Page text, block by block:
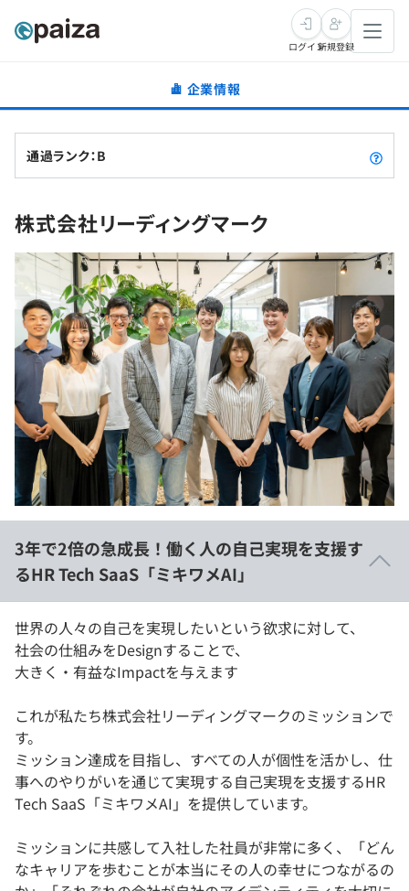
転職成功ガイド
転職エージェント
インタビュー
転職成功ガイド
新卒就活
求人検索
本選考
インターン
新卒エージェント
イベント・セミナー
インタビュー
学習
講座一覧
問題集
4択課題
ナレッジ
リファレンス
プラン
個人向けプラン
法人向けプラン
学校向けプラン
スキルチェック
プログラミング言語
SQL
評価結果一覧
再チャレンジ結果一覧
ゲーム・マンガ
メディア
Tech Team Journal
paiza times
note
paizaとは？
ログイン新規登録
企業情報
通過ランク：B
株式会社リーディングマーク
3年で2倍の急成長！働く人の自己実現を支援す
るHR Tech SaaS「ミキワメAI」
世界の人々の自己を実現したいという欲求に対して、
社会の仕組みをDesignすることで、
大きく・有益なImpactを与えます
これが私たち株式会社リーディングマークのミッションで
す。
ミッション達成を目指し、すべての人が個性を活かし、仕
事へのやりがいを通じて実現する自己実現を支援するHR
Tech SaaS「ミキワメAI」を提供しています。
ミッションに共感して入社した社員が非常に多く、「どん
なキャリアを歩むことが本当にその人の幸せにつながるの